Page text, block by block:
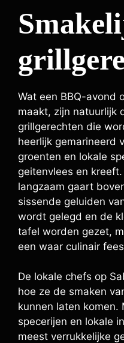
Wat een BBQ-avond
maakt, zijn natuurlijk
grillgerechten die
heerlijk gemarineerd
groenten en lokale
geitenvlees en
langzaam gaart
sissende geluiden
wordt gelegd en de
tafel worden gezet,
een waar culinair
De lokale chefs op
hoe ze de smaken
kunnen laten komen.
specerijen en lokale
meest verrukkelijke